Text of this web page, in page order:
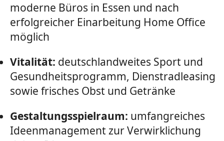
moderne Büros in Essen und nach
erfolgreicher Einarbeitung Home Office
möglich
Vitalität: deutschlandweites Sport und
Gesundheitsprogramm, Dienstradleasing
sowie frisches Obst und Getränke
Gestaltungsspielraum: umfangreiches
Ideenmanagement zur Verwirklichung